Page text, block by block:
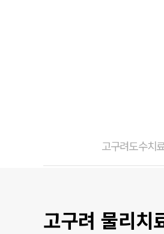
고구려도수치
고구려 물리치